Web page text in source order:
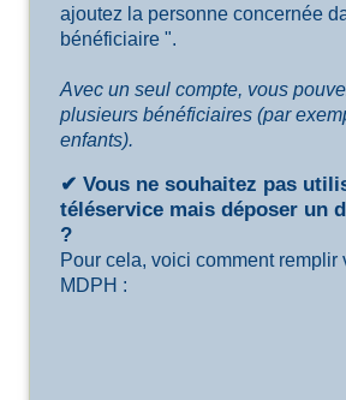
ajoutez la personne concernée
bénéficiaire ".
Avec un seul compte, vous
plusieurs bénéficiaires (par
enfants).
✔ Vous ne souhaitez pas
téléservice mais déposer un
?
Pour cela, voici comment remplir
MDPH :